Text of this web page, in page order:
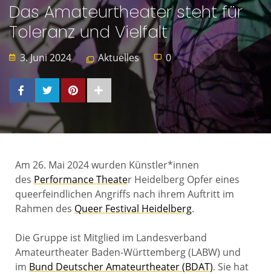
Das Amateurtheater steht für
Toleranz und Vielfalt
3. Juni 2024 Aktuelles 0
Am 26. Mai 2024 wurden Künstler*innen
des Performance Theater Heidelberg Opfer eines
queerfeindlichen Angriffs nach ihrem Auftritt im
Rahmen des Queer Festival Heidelberg.
Die Gruppe ist Mitglied im Landesverband
Amateurtheater Baden-Württemberg (LABW) und
im Bund Deutscher Amateurtheater (BDAT). Sie hat